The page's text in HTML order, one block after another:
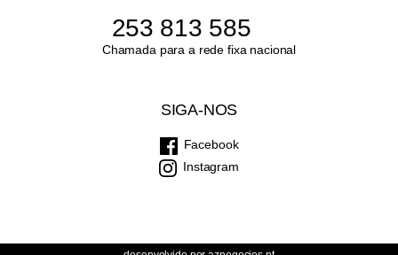
253 813 585
Chamada para a rede fixa nacional
SIGA-NOS
Facebook
Instagram